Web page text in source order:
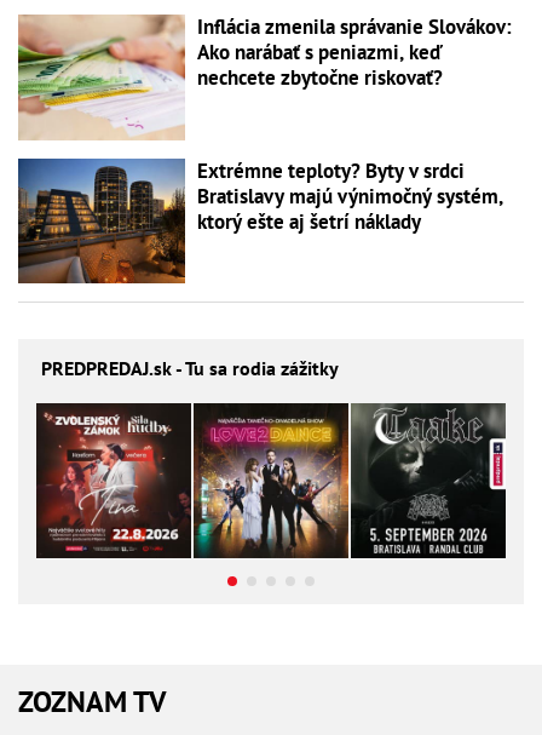
Inflácia zmenila správanie Slovákov:
Ako narábať s peniazmi, keď
nechcete zbytočne riskovať?
Extrémne teploty? Byty v srdci
Bratislavy majú výnimočný systém,
ktorý ešte aj šetrí náklady
PREDPREDAJ.sk - Tu sa rodia zážitky
ZOZNAM TV